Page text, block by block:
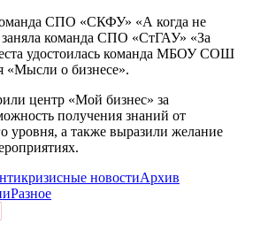
СПО «СКФУ» «А когда не
заняла команда СПО «СтГАУ» «За
удостоилась команда МБОУ СОШ
«Мысли о бизнесе».
центр «Мой бизнес» за
получения знаний от
уровня, а также выразили желание
новостиАрхив
Разное